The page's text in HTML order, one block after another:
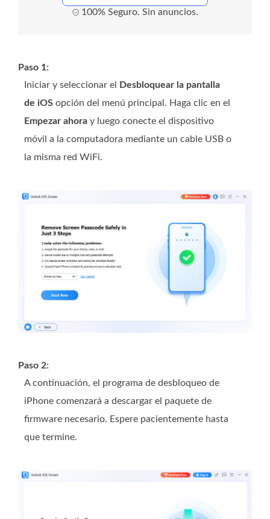
100% Seguro. Sin anuncios.
Paso 1:
Iniciar y seleccionar el
Desbloquear la pantalla
de iOS opción del menú principal. Haga clic en el
Empezar ahora y luego conecte el dispositivo
móvil a la computadora mediante un cable USB o
la misma red WiFi.
Paso 2:
A continuación, el programa de desbloqueo de
iPhone comenzará a descargar el paquete de
firmware necesario. Espere pacientemente hasta
que termine.